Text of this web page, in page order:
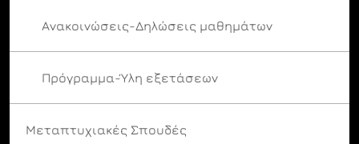
Ανακοινώσεις-Δηλώσεις μαθημάτων
Πρόγραμμα-Ύλη εξετάσεων
Μεταπτυχιακές Σπουδές